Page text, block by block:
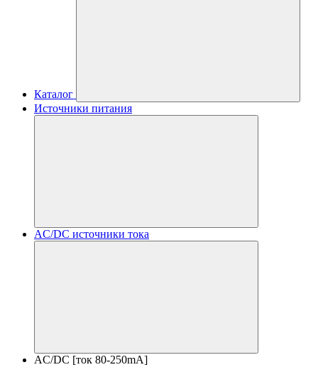
Каталог
Источники питания
AC/DC источники тока
AC/DC [ток 80-250mA]